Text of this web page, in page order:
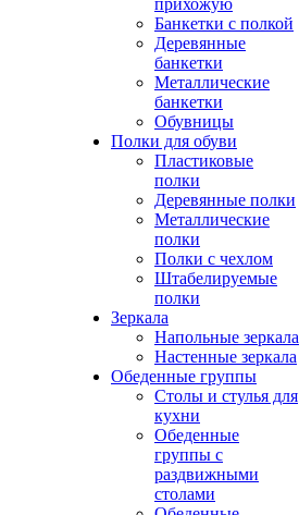
прихожую
Банкетки с полкой
Деревянные
банкетки
Металлические
банкетки
Обувницы
Полки для обуви
Пластиковые
полки
Деревянные полки
Металлические
полки
Полки с чехлом
Штабелируемые
полки
Зеркала
Напольные зеркала
Настенные зеркала
Обеденные группы
Столы и стулья для
кухни
Обеденные
группы с
раздвижными
столами